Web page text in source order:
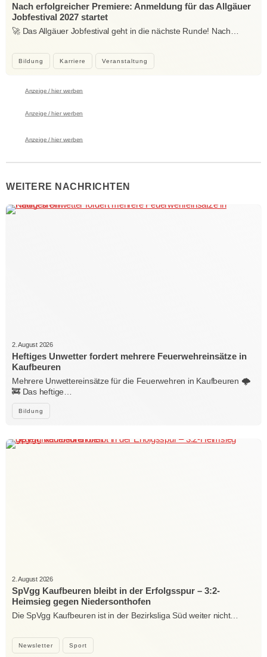
Bildung Karriere Veranstaltung
Nach erfolgreicher Premiere: Anmeldung für das Allgäuer
Jobfestival 2027 startet
🚀 Das Allgäuer Jobfestival geht in die nächste Runde! Nach…
Anzeige / hier werben
Anzeige / hier werben
Anzeige / hier werben
WEITERE NACHRICHTEN
Bildung
2. August 2026
Heftiges Unwetter fordert mehrere Feuerwehreinsätze in
Kaufbeuren
Mehrere Unwettereinsätze für die Feuerwehren in Kaufbeuren 🌩️
🚒 Das heftige…
Newsletter Sport
2. August 2026
SpVgg Kaufbeuren bleibt in der Erfolgsspur – 3:2-
Heimsieg gegen Niedersonthofen
Die SpVgg Kaufbeuren ist in der Bezirksliga Süd weiter nicht…